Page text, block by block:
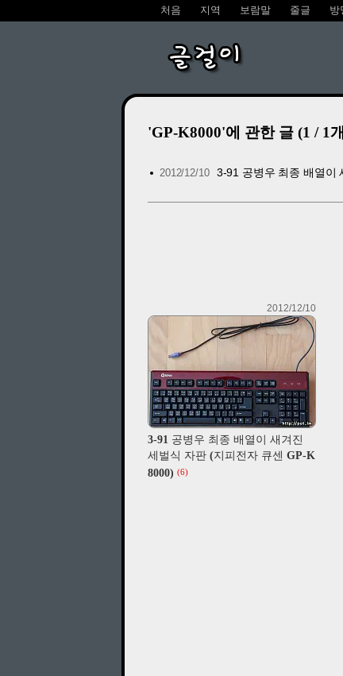
처음 지역 보람말 줄글 방
글걸이
'GP-K8000'에 관한 글 (1 / 1
2012/12/10 3-91 공병우 최종 배열이
2012/12/10
3-91 공병우 최종 배열이 새겨진
세벌식 자판 (지피전자 큐센 GP-K
8000) (6)